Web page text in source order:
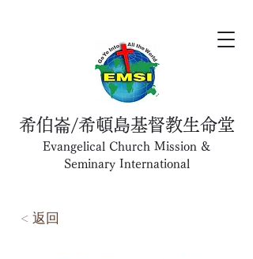
希伯崙/希頓島基督教生命堂
Evangelical Church Mission &
Seminary International
< 返回